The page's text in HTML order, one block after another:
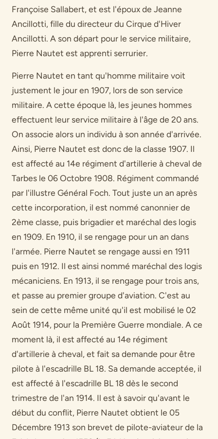
Françoise Sallabert, et est l'époux de Jeanne
Ancillotti, fille du directeur du Cirque d'Hiver
Ancillotti. A son départ pour le service militaire,
Pierre Nautet est apprenti serrurier.
Pierre Nautet en tant qu'homme militaire voit
justement le jour en 1907, lors de son service
militaire. A cette époque là, les jeunes hommes
effectuent leur service militaire à l'âge de 20 ans.
On associe alors un individu à son année d'arrivée.
Ainsi, Pierre Nautet est donc de la classe 1907. Il
est affecté au 14e régiment d'artillerie à cheval de
Tarbes le 06 Octobre 1908. Régiment commandé
par l'illustre Général Foch. Tout juste un an après
cette incorporation, il est nommé canonnier de
2ème classe, puis brigadier et maréchal des logis
en 1909. En 1910, il se rengage pour un an dans
l'armée. Pierre Nautet se rengage aussi en 1911
puis en 1912. Il est ainsi nommé maréchal des logis
mécaniciens. En 1913, il se rengage pour trois ans,
et passe au premier groupe d'aviation. C'est au
sein de cette même unité qu'il est mobilisé le 02
Août 1914, pour la Première Guerre mondiale. A ce
moment là, il est affecté au 14e régiment
d'artillerie à cheval, et fait sa demande pour être
pilote à l'escadrille BL 18. Sa demande acceptée, il
est affecté à l'escadrille BL 18 dès le second
trimestre de l'an 1914. Il est à savoir qu'avant le
début du conflit, Pierre Nautet obtient le 05
Décembre 1913 son brevet de pilote-aviateur de la